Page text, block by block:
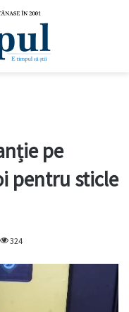
pe
pentru sticle
324